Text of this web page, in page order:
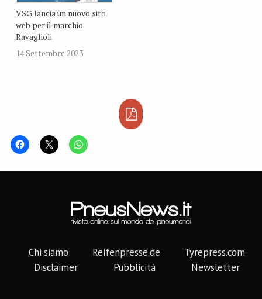
VSG lancia un nuovo sito
web per il marchio
Ravaglioli
14 Settembre 2023
Chi siamo Reifenpresse.de
Tyrepress.com
Disclaimer
Pubblicità Newsletter